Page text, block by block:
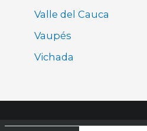
Valle del Cauca
Vaupés
Vichada